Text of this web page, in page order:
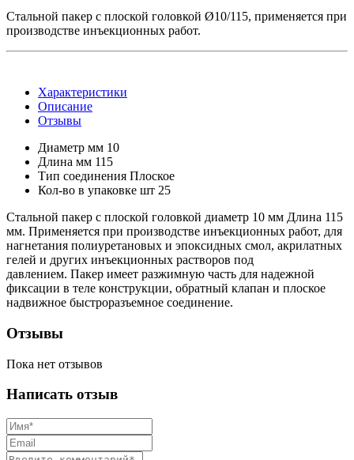
Стальной пакер с плоской головкой Ø10/115, применяется при
производстве инъекционных работ.
Характеристики
Описание
Отзывы
Диаметр мм 10
Длина мм 115
Тип соединения Плоское
Кол-во в упаковке шт 25
Стальной пакер с плоской головкой диаметр 10 мм Длина 115
мм. Применяется при производстве инъекционных работ, для
нагнетания полиуретановых и эпоксидных смол, акрилатных
гелей и других инъекционных растворов под
давлением. Пакер имеет разжимную часть для надежной
фиксации в теле конструкции, обратный клапан и плоское
надвижное быстроразъемное соединение.
Отзывы
Пока нет отзывов
Написать отзыв